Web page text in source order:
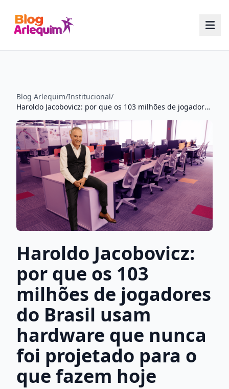
Blog Arlequim/Institucional/
Haroldo Jacobovicz: por que os 103 milhões de jogadores do Brasil usam hardware que nunca foi projetado para o que fazem hoje
Haroldo Jacobovicz:
por que os 103
milhões de jogadores
do Brasil usam
hardware que nunca
foi projetado para o
que fazem hoje